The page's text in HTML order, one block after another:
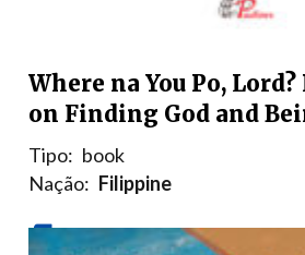
Where na You Po,
on Finding God and
Tipo: book
Nação: Filippine